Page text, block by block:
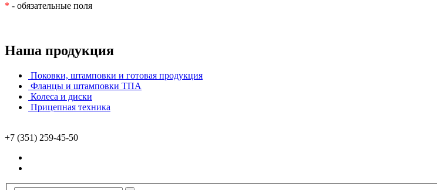
* - обязательные поля
Наша продукция
Поковки, штамповки и готовая продукция
Фланцы и штамповки ТПА
Колеса и диски
Прицепная техника
+7 (351) 259-45-50